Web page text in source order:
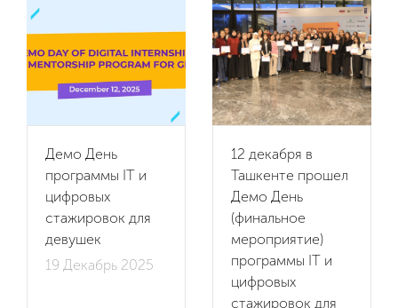
Мероприятия
Новости
Видео
Партнеры
Контакты
Демо День
программы IT и
цифровых
стажировок для
девушек
19 Декабрь 2025
12 декабря в
Ташкенте прошел
Демо День
(финальное
мероприятие)
программы IT и
цифровых
стажировок для